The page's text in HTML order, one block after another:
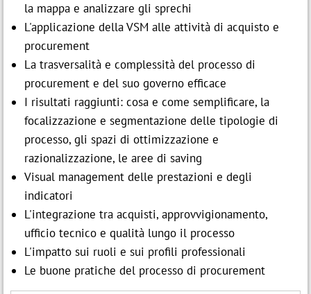
la mappa e analizzare gli sprechi
L'applicazione della VSM alle attività di acquisto e
procurement
La trasversalità e complessità del processo di
procurement e del suo governo efficace
I risultati raggiunti: cosa e come semplificare, la
focalizzazione e segmentazione delle tipologie di
processo, gli spazi di ottimizzazione e
razionalizzazione, le aree di saving
Visual management delle prestazioni e degli
indicatori
L'integrazione tra acquisti, approvvigionamento,
ufficio tecnico e qualità lungo il processo
L'impatto sui ruoli e sui profili professionali
Le buone pratiche del processo di procurement